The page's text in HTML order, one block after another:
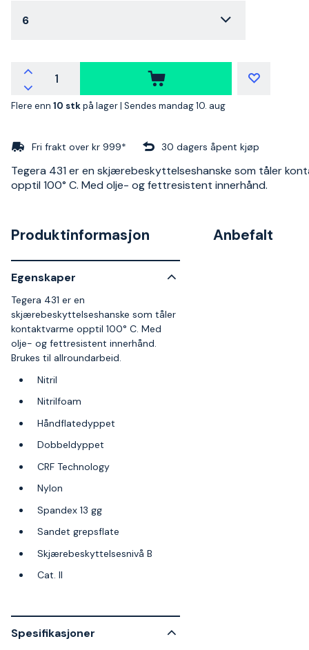
6
Flere enn 10 stkpå lager | Sendes mandag 10. aug
Fri frakt over kr 999* 30 dagers åpent kjøp
Tegera 431 er en skjærebeskyttelseshanske som tåler
opptil 100° C. Med olje- og fettresistent innerhånd.
Produktinformasjon
Egenskaper
Tegera 431 er en
skjærebeskyttelseshanske som tåler
kontaktvarme opptil 100° C. Med
olje- og fettresistent innerhånd.
Brukes til allroundarbeid.
Nitril
Nitrilfoam
Håndflatedyppet
Dobbeldyppet
CRF Technology
Nylon
Spandex 13 gg
Sandet grepsflate
Skjærebeskyttelsesnivå B
Cat. II
Spesifikasjoner
Anbefalt